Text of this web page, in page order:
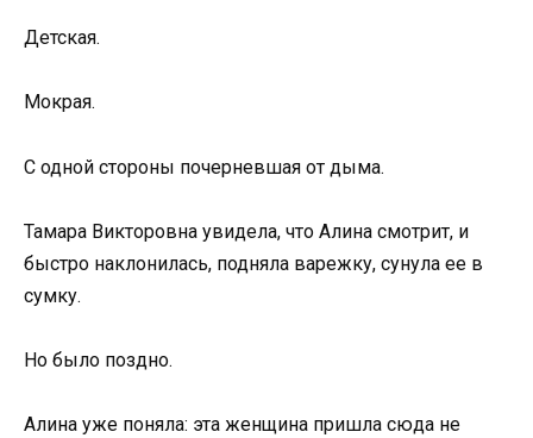
Детская.
Мокрая.
С одной стороны почерневшая от дыма.
Тамара Викторовна увидела, что Алина смотрит, и
быстро наклонилась, подняла варежку, сунула ее в
сумку.
Но было поздно.
Алина уже поняла: эта женщина пришла сюда не